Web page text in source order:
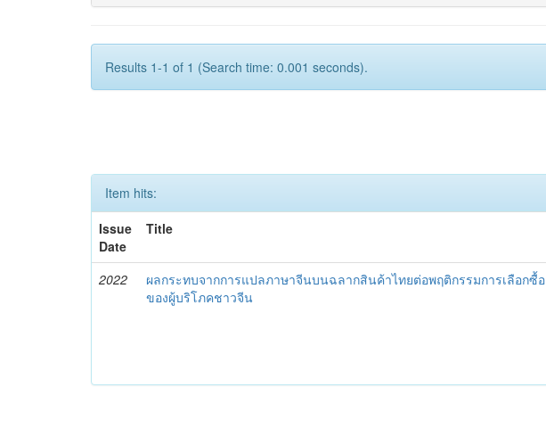
Results 1-1 of 1 (Search time: 0.001 seconds).
Item hits:
Issue
Date
Title
2022
ผลกระทบจากการแปลภาษาจีนบนฉลากสินค้าไทยต่อพฤติกรรมการเลือกซื้อ
ของผู้บริโภคชาวจีน